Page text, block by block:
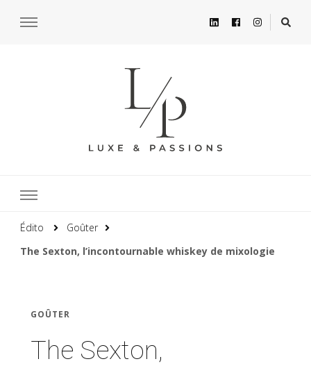
Édito
Goûter
The Sexton, l’incontournable whiskey de mixologie
GOÛTER
The Sexton,